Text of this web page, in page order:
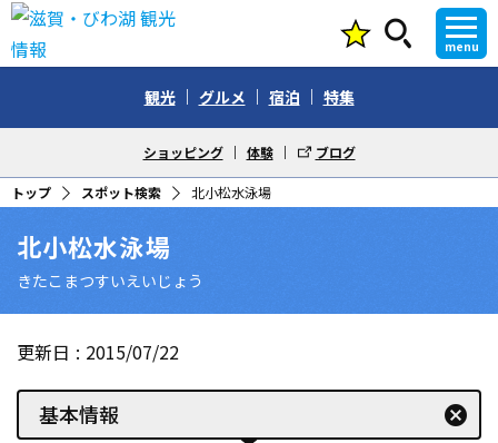
menu
観光 グルメ 宿泊 特集
ショッピング 体験 ブログ
トップ スポット検索 北小松水泳場
北小松水泳場
きたこまつすいえいじょう
更新日 2015/07/22
基本情報 cancel